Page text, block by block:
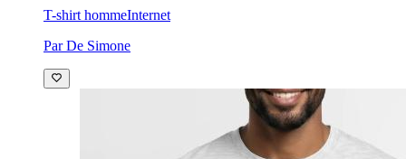
T-shirt hommeInternet
Par De Simone